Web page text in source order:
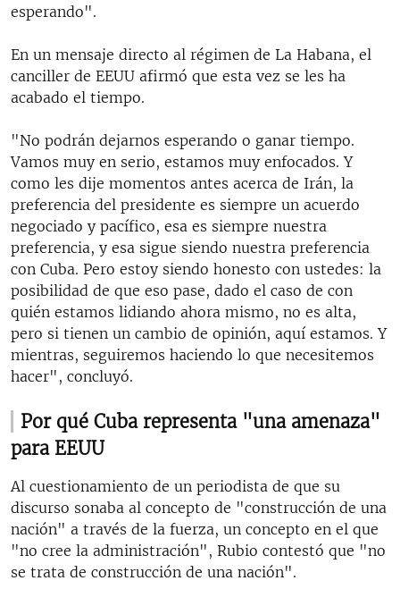
esperando".
En un mensaje directo al régimen de La Habana, el
canciller de EEUU afirmó que esta vez se les ha
acabado el tiempo.
"No podrán dejarnos esperando o ganar tiempo.
Vamos muy en serio, estamos muy enfocados. Y
como les dije momentos antes acerca de Irán, la
preferencia del presidente es siempre un acuerdo
negociado y pacífico, esa es siempre nuestra
preferencia, y esa sigue siendo nuestra preferencia
con Cuba. Pero estoy siendo honesto con ustedes: la
posibilidad de que eso pase, dado el caso de con
quién estamos lidiando ahora mismo, no es alta,
pero si tienen un cambio de opinión, aquí estamos. Y
mientras, seguiremos haciendo lo que necesitemos
hacer", concluyó.
Por qué Cuba representa "una amenaza"
para EEUU
Al cuestionamiento de un periodista de que su
discurso sonaba al concepto de "construcción de una
nación" a través de la fuerza, un concepto en el que
"no cree la administración", Rubio contestó que "no
se trata de construcción de una nación".